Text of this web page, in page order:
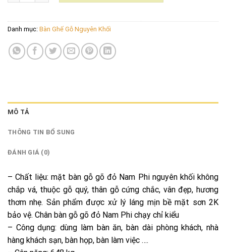
Danh mục: Bàn Ghế Gỗ Nguyên Khối
MÔ TẢ
THÔNG TIN BỔ SUNG
ĐÁNH GIÁ (0)
– Chất liệu: mặt bàn gỗ gõ đỏ Nam Phi nguyên khối không
chắp vá, thuộc gỗ quý, thân gỗ cứng chắc, vân đẹp, hương
thơm nhẹ. Sản phẩm được xử lý láng mịn bề mặt sơn 2K
bảo vệ. Chân bàn gỗ gõ đỏ Nam Phi chạy chỉ kiểu
– Công dụng: dùng làm bàn ăn, bàn dài phòng khách, nhà
hàng khách sạn, bàn họp, bàn làm việc ….